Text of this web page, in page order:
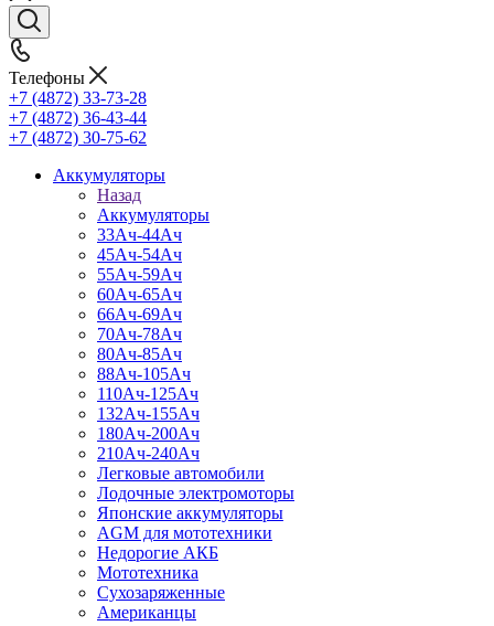
Телефоны
+7 (4872) 33-73-28
+7 (4872) 36-43-44
+7 (4872) 30-75-62
Аккумуляторы
Назад
Аккумуляторы
33Ач-44Ач
45Ач-54Ач
55Ач-59Ач
60Ач-65Ач
66Ач-69Ач
70Ач-78Ач
80Ач-85Ач
88Ач-105Ач
110Ач-125Ач
132Ач-155Ач
180Ач-200Ач
210Ач-240Ач
Легковые автомобили
Лодочные электромоторы
Японские аккумуляторы
AGM для мототехники
Недорогие АКБ
Мототехника
Сухозаряженные
Американцы